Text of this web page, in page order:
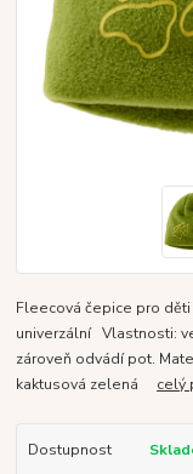
Fleecová čepice pro
univerzální Vlastnosti:
zároveň odvádí pot.
kaktusová zelená celý
Dostupnost